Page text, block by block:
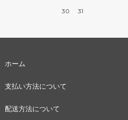
30
31
ホーム
支払い方法について
配送方法について